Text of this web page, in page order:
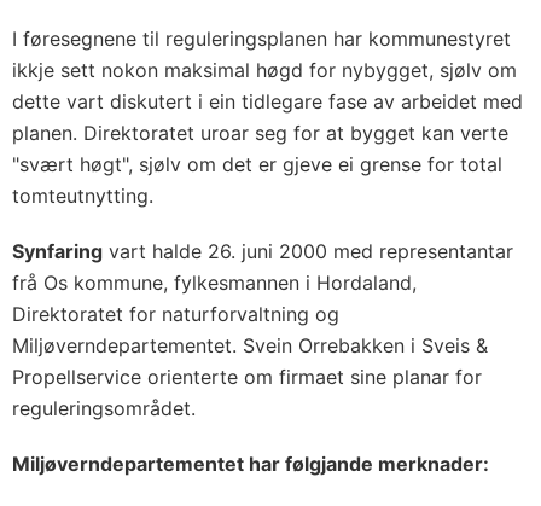
I føresegnene til reguleringsplanen har kommunestyret
ikkje sett nokon maksimal høgd for nybygget, sjølv om
dette vart diskutert i ein tidlegare fase av arbeidet med
planen. Direktoratet uroar seg for at bygget kan verte
"svært høgt", sjølv om det er gjeve ei grense for total
tomteutnytting.
Synfaring vart halde 26. juni 2000 med representantar
frå Os kommune, fylkesmannen i Hordaland,
Direktoratet for naturforvaltning og
Miljøverndepartementet. Svein Orrebakken i Sveis &
Propellservice orienterte om firmaet sine planar for
reguleringsområdet.
Miljøverndepartementet har følgjande merknader: